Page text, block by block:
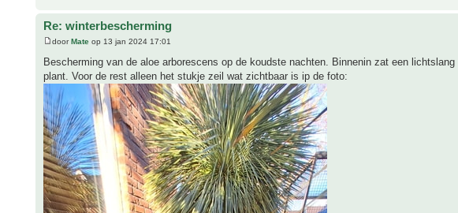
Re: winterbescherming
doorMate op 13 jan 2024 17:01
Bescherming van de aloe arborescens op de koudste nachten. Binnenin zat een lichtslang
plant. Voor de rest alleen het stukje zeil wat zichtbaar is ip de foto: